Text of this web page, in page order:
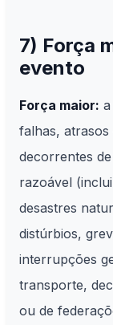
7) Força
evento
Força maior:
falhas, atrasos
decorrentes
razoável
desastres
distúrbios,
interrupções
transporte,
ou de